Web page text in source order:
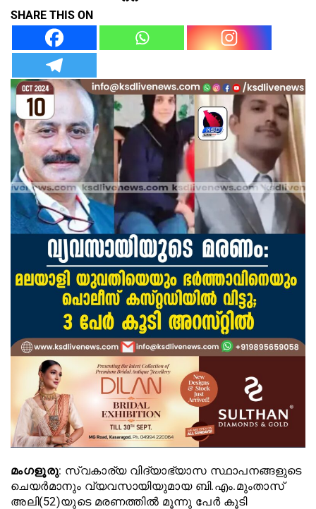
SHARE THIS ON
മംഗളൂരു: സ്വകാര്യ വിദ്യാഭ്യാസ സ്ഥാപനങ്ങളുടെ
ചെയർമാനും വ്യവസായിയുമായ ബി.എം.മുംതാസ്
അലി(52)യുടെ മരണത്തിൽ മൂന്നു പേർ കൂടി